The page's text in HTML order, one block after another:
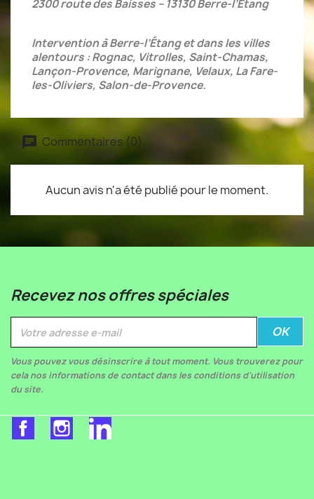
2300 route des Baisses– 13130 Berre-l’Étang
Intervention à Berre-l’Étang et dans les villes
alentours : Rognac, Vitrolles, Saint-Chamas,
Lançon-Provence, Marignane, Velaux, La Fare-
les-Oliviers, Salon-de-Provence.
Commentaires (0)
Aucun avis n'a été publié pour le moment.
Recevez nos offres spéciales
Vous pouvez vous désinscrire à tout moment. Vous trouverez pour
cela nos informations de contact dans les conditions d'utilisation
du site.
FacebookInstagramLinkedIn